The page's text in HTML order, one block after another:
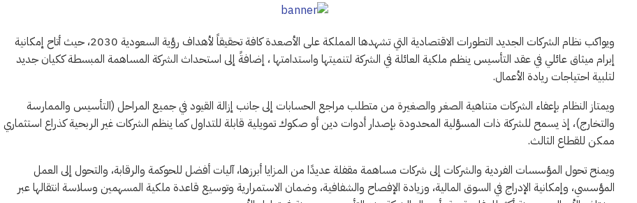
ويواكب نظام الشركات الجديد التطورات الاقتصادية التي تشهدها المملكة على الأصعدة كافة تحقيقاً لأهداف رؤية السعودية 2030، حيث أتاح إمكانية
إبرام ميثاق عائلي في عقد التأسيس ينظم ملكية العائلة في الشركة لتنميتها واستدامتها ، إضافةً إلى استحداث الشركة المساهمة المبسطة ككيان جديد
لتلبية احتياجات ريادة الأعمال.
ويمتاز النظام بإعفاء الشركات متناهية الصغر والصغيرة من متطلب مراجع الحسابات إلى جانب إزالة القيود في جميع المراحل (التأسيس والممارسة
والتخارج)، إذ يسمح للشركة ذات المسؤلية المحدودة بإصدار أدوات دين أو صكوك تمويلية قابلة للتداول كما ينظم الشركات غير الربحية كذراع استثماري
ممكن للقطاع الثالث.
ويمنح تحول المؤسسات الفردية والشركات إلى شركات مساهمة مقفلة عديدًا من المزايا أبرزها، آليات أفضل للحوكمة والرقابة، والتحول إلى العمل
المؤسسي، وإمكانية الإدراج في السوق المالية، وزيادة الإفصاح والشفافية، وضمان الاستمرارية وتوسيع قاعدة ملكية المسهمين وسلاسة انتقالها عبر